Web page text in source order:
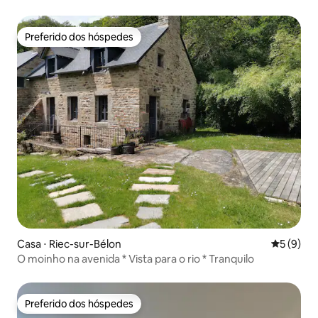
Preferido dos hóspedes
Preferido dos hóspedes
Casa ⋅ Riec-sur-Bélon 5 de
5 (9)
O moinho na avenida * Vista para o rio * Tranquilo
Preferido dos hóspedes
Preferido dos hóspedes